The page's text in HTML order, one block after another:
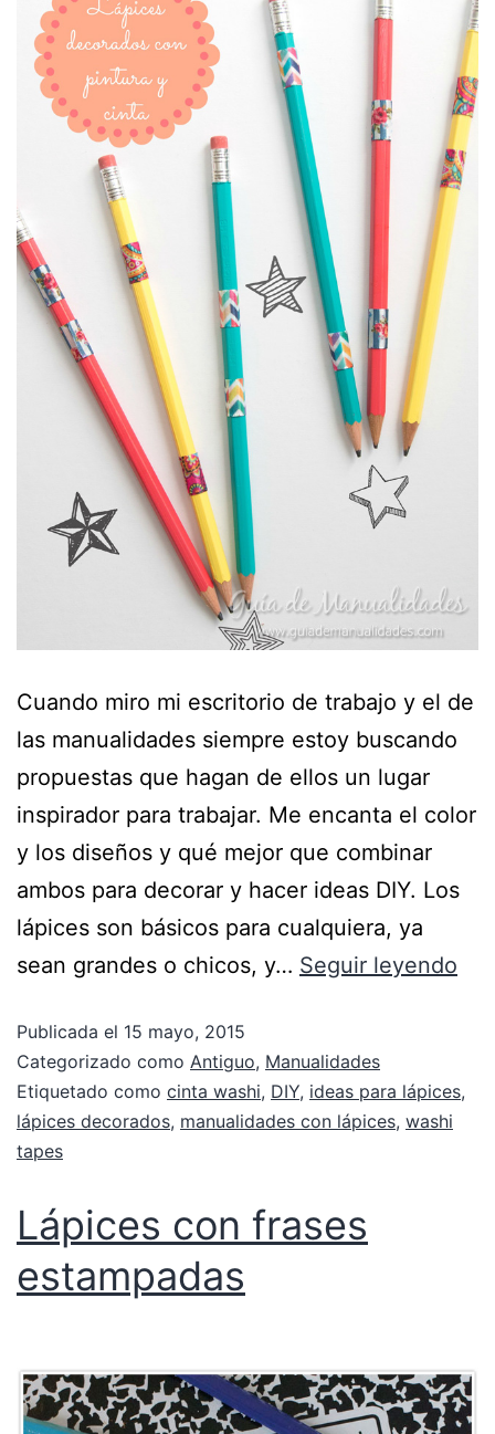
Cuando miro mi escritorio de trabajo y el de
las manualidades siempre estoy buscando
propuestas que hagan de ellos un lugar
inspirador para trabajar. Me encanta el color
y los diseños y qué mejor que combinar
ambos para decorar y hacer ideas DIY. Los
lápices son básicos para cualquiera, ya
sean grandes o chicos, y… Seguir leyendo
Publicada el 15 mayo, 2015
Categorizado como Antiguo, Manualidades
Etiquetado como cinta washi, DIY, ideas para lápices,
lápices decorados, manualidades con lápices, washi
tapes
Lápices con frases
estampadas